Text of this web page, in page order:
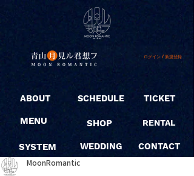
ログイン / 新規登録
ABOUT
MENU
SYSTEM
SCHEDULE
SHOP
WEDDING
TICKET
RENTAL
CONTACT
MoonRomantic